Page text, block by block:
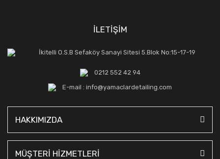
İLETİŞİM
İkitelli O.S.B Sefaköy Sanayi Sitesi 5.Blok No:15-17-19
0212 552 42 94
E-mail : info@yamaclardetailing.com
HAKKIMIZDA
MÜŞTERİ HİZMETLERİ